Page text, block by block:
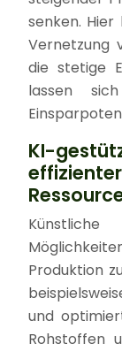
senken.
Vernetzung
die stetige
lassen
KI-
Produktion
und
Rohstoffen